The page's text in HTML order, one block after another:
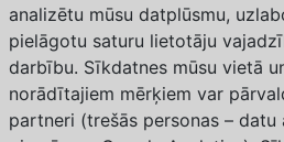
analizētu mūsu datplūsmu,
pielāgotu saturu lietotāju
darbību. Sīkdatnes mūsu vietā
norādītajiem mērķiem var
partneri (trešās personas –